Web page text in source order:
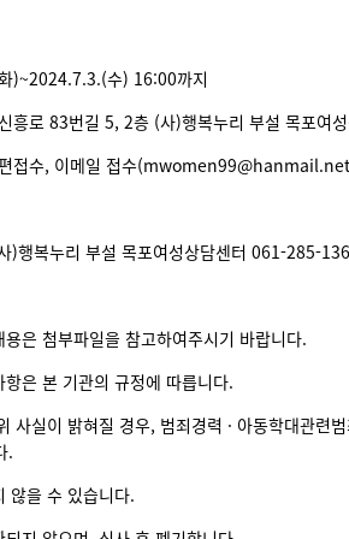
)~2024.7.3.(수) 16:00까지
흥로 83번길 5, 2층 (사)행복누리 부설 목포여
접수, 이메일 접수
)행복누리 부설 목포여성상담센터 061-285-
은 첨부파일을 참고하여주시기 바랍니다.
은 본 기관의 규정에 따릅니다.
사실이 밝혀질 경우, 범죄경력 · 아동학대관련
.
않을 수 있습니다.